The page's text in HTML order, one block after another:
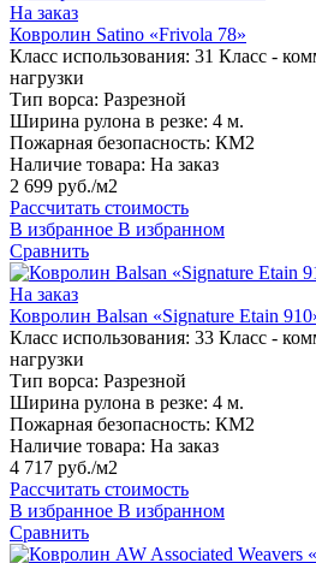
На заказ
Ковролин Satino «Frivola 78»
Класс использования: 31 Класс -
нагрузки
Тип ворса: Разрезной
Ширина рулона в резке: 4 м.
Пожарная безопасность: КМ2
Наличие товара: На заказ
2 699 руб./м2
Рассчитать стоимость
В избранное В избранном
Сравнить
На заказ
Ковролин Balsan «Signature Etain
Класс использования: 33 Класс -
нагрузки
Тип ворса: Разрезной
Ширина рулона в резке: 4 м.
Пожарная безопасность: КМ2
Наличие товара: На заказ
4 717 руб./м2
Рассчитать стоимость
В избранное В избранном
Сравнить